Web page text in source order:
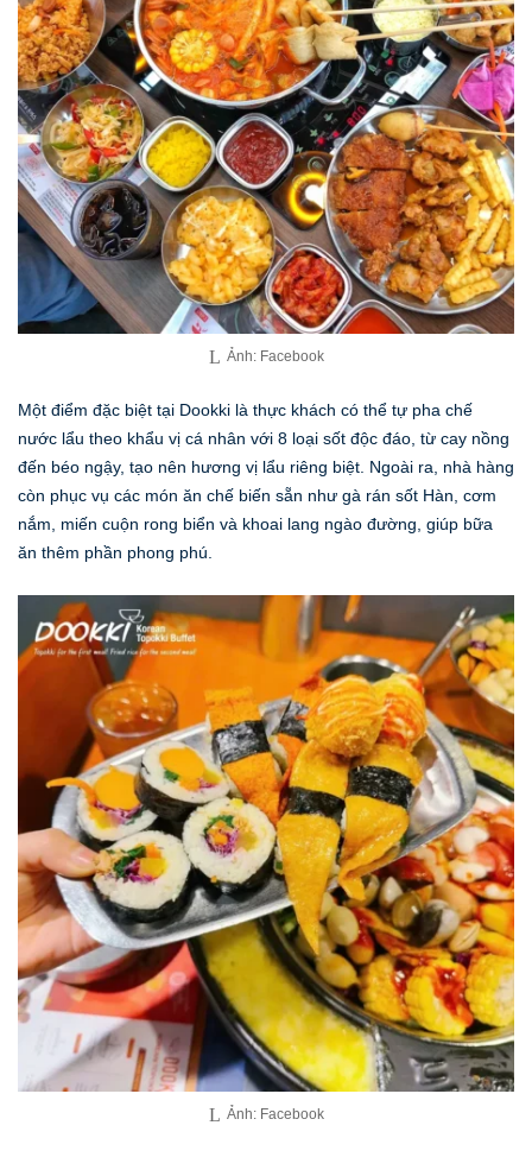
Ảnh: Facebook
Một điểm đặc biệt tại Dookki là thực khách có thể tự pha chế
nước lẩu theo khẩu vị cá nhân với 8 loại sốt độc đáo, từ cay nồng
đến béo ngậy, tạo nên hương vị lẩu riêng biệt. Ngoài ra, nhà hàng
còn phục vụ các món ăn chế biến sẵn như gà rán sốt Hàn, cơm
nắm, miến cuộn rong biển và khoai lang ngào đường, giúp bữa
ăn thêm phần phong phú. ​
Ảnh: Facebook